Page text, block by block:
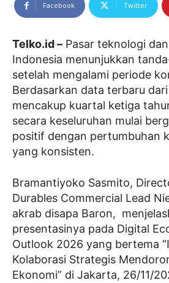
Facebook Twitter
Telko.id – Pasar teknologi
Indonesia menunjukkan
setelah mengalami periode
Berdasarkan data terbaru
mencakup kuartal ketiga
secara keseluruhan mulai
positif dengan pertumbuhan
yang konsisten.
Bramantiyoko Sasmito,
Durables Commercial Lead
akrab disapa Baron,
presentasinya pada Digital
Outlook 2026 yang bertema
Kolaborasi Strategis
Ekonomi” di Jakarta, 26/11/